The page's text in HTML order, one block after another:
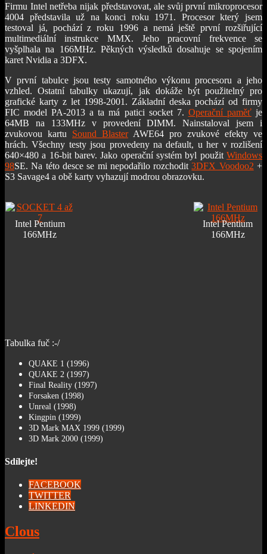
Firmu Intel netřeba nijak představovat, ale svůj první mikroprocesor
4004 představila už na konci roku 1971. Procesor který jsem
testoval já, pochází z roku 1996 a nemá ještě první rozšiřující
multimediální instrukce MMX. Jeho pracovní frekvence se
vyšplhala na 166MHz. Pěkných výsledků dosahuje se spojením
karet Nvidia a 3DFX.
V první tabulce jsou testy samotného výkonu procesoru a jeho
vzhled. Ostatní tabulky ukazují, jak dokáže být použitelný pro
grafické karty z let 1998-2001. Základní deska pochází od firmy
FIC model PA-2013 a ta má patici socket 7. Operační paměťje
64MB na 133MHz v provedení DIMM. Nainstaloval jsem i
zvukovou kartu Sound BlasterAWE64 pro zvukové efekty ve
hrách. Všechny testy jsou provedeny na default, u her v rozlišení
640×480 a 16-bit barev. Jako operační systém byl použit Windows
98SE. Na této desce se mi nepodařilo rozchodit3DFX Voodoo2 +
S3 Savage4 a obě karty vyhazují modrou obrazovku.
Intel Pentium
166MHz
Intel Pentium
166MHz
Tabulka fuč :-/
QUAKE 1 (1996)
QUAKE 2 (1997)
Final Reality (1997)
Forsaken (1998)
Unreal (1998)
Kingpin (1999)
3D Mark MAX 1999 (1999)
3D Mark 2000 (1999)
Sdílejte!
FACEBOOK
TWITTER
LINKEDIN
Clous